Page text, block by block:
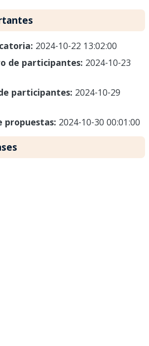
2024-10-22 13:02:00
de participantes: 2024-10-23
participantes: 2024-10-29
propuestas: 2024-10-30 00:01:00